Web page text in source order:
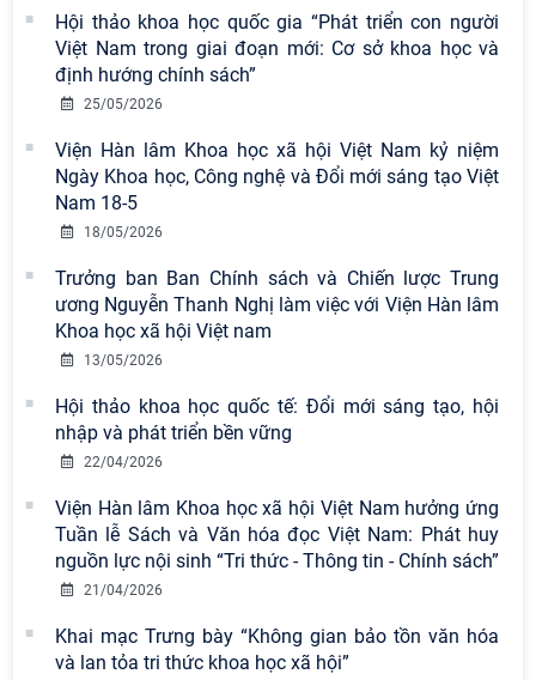
Hội thảo khoa học quốc gia “Phát triển con người
Việt Nam trong giai đoạn mới: Cơ sở khoa học và
định hướng chính sách”
25/05/2026
Viện Hàn lâm Khoa học xã hội Việt Nam kỷ niệm
Ngày Khoa học, Công nghệ và Đổi mới sáng tạo Việt
Nam 18-5
18/05/2026
Trưởng ban Ban Chính sách và Chiến lược Trung
ương Nguyễn Thanh Nghị làm việc với Viện Hàn lâm
Khoa học xã hội Việt nam
13/05/2026
Hội thảo khoa học quốc tế: Đổi mới sáng tạo, hội
nhập và phát triển bền vững
22/04/2026
Viện Hàn lâm Khoa học xã hội Việt Nam hưởng ứng
Tuần lễ Sách và Văn hóa đọc Việt Nam: Phát huy
nguồn lực nội sinh “Tri thức - Thông tin - Chính sách”
21/04/2026
Khai mạc Trưng bày “Không gian bảo tồn văn hóa
và lan tỏa tri thức khoa học xã hội”
Viện Hàn lâm Khoa học xã hội Việt
khích tại Cuộc thi chính luận bảo vệ
nền tảng tư tưởng của Đảng năm